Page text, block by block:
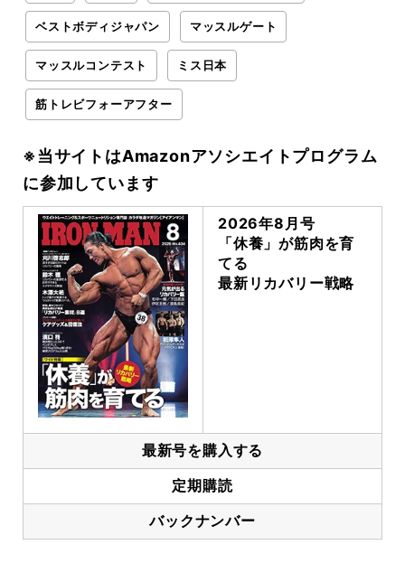
ベストボディジャパン マッスルゲート
マッスルコンテスト ミス日本
筋トレビフォーアフター
※当サイトはAmazonアソシエイトプログラム
に参加しています
2026年8月号
「休養」が筋肉を育
てる
最新リカバリー戦略
最新号を購入する
定期購読
バックナンバー